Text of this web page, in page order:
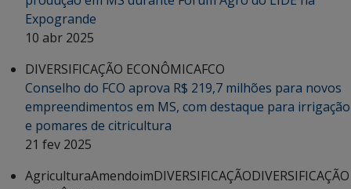
Expogrande
10 abr 2025
DIVERSIFICAÇÃO ECONÔMICAFCO
Conselho do FCO aprova R$ 219,7 milhões para novos
empreendimentos em MS, com destaque para irrigação
e pomares de citricultura
21 fev 2025
AgriculturaAmendoimDIVERSIFICAÇÃODIVERSIFICAÇÃO